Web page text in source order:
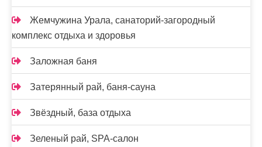
Жемчужина Урала, санаторий-загородный
комплекс отдыха и здоровья
Заложная баня
Затерянный рай, баня-сауна
Звёздный, база отдыха
Зеленый рай, SPA-салон